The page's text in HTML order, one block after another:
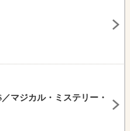
マジカル・ミステリー・